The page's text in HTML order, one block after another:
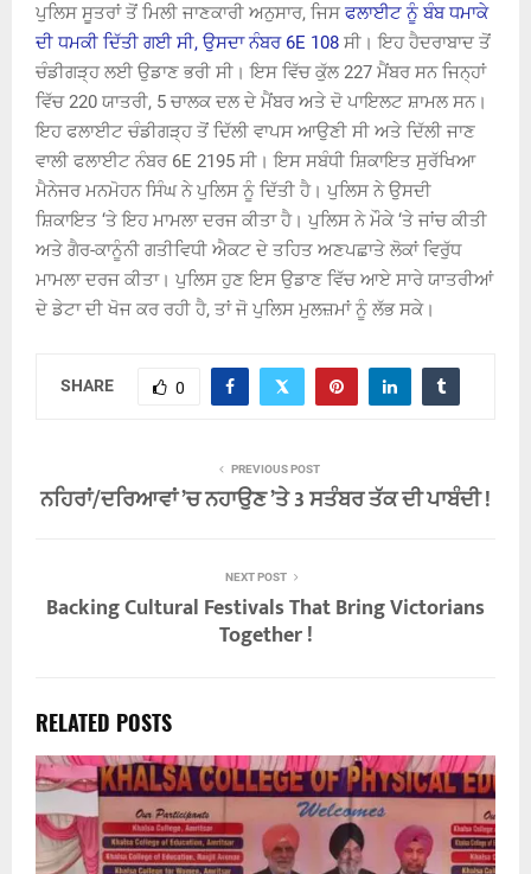
ਪੁਲਿਸ ਸੂਤਰਾਂ ਤੋਂ ਮਿਲੀ ਜਾਣਕਾਰੀ ਅਨੁਸਾਰ, ਜਿਸ ਫਲਾਈਟ ਨੂੰ ਬੰਬ ਧਮਾਕੇ
ਦੀ ਧਮਕੀ ਦਿੱਤੀ ਗਈ ਸੀ, ਉਸਦਾ ਨੰਬਰ 6E 108 ਸੀ। ਇਹ ਹੈਦਰਾਬਾਦ ਤੋਂ
ਚੰਡੀਗੜ੍ਹ ਲਈ ਉਡਾਣ ਭਰੀ ਸੀ। ਇਸ ਵਿੱਚ ਕੁੱਲ 227 ਮੈਂਬਰ ਸਨ ਜਿਨ੍ਹਾਂ
ਵਿੱਚ 220 ਯਾਤਰੀ, 5 ਚਾਲਕ ਦਲ ਦੇ ਮੈਂਬਰ ਅਤੇ ਦੋ ਪਾਇਲਟ ਸ਼ਾਮਲ ਸਨ।
ਇਹ ਫਲਾਈਟ ਚੰਡੀਗੜ੍ਹ ਤੋਂ ਦਿੱਲੀ ਵਾਪਸ ਆਉਣੀ ਸੀ ਅਤੇ ਦਿੱਲੀ ਜਾਣ
ਵਾਲੀ ਫਲਾਈਟ ਨੰਬਰ 6E 2195 ਸੀ। ਇਸ ਸਬੰਧੀ ਸ਼ਿਕਾਇਤ ਸੁਰੱਖਿਆ
ਮੈਨੇਜਰ ਮਨਮੋਹਨ ਸਿੰਘ ਨੇ ਪੁਲਿਸ ਨੂੰ ਦਿੱਤੀ ਹੈ। ਪੁਲਿਸ ਨੇ ਉਸਦੀ
ਸ਼ਿਕਾਇਤ ‘ਤੇ ਇਹ ਮਾਮਲਾ ਦਰਜ ਕੀਤਾ ਹੈ। ਪੁਲਿਸ ਨੇ ਮੌਕੇ ‘ਤੇ ਜਾਂਚ ਕੀਤੀ
ਅਤੇ ਗੈਰ-ਕਾਨੂੰਨੀ ਗਤੀਵਿਧੀ ਐਕਟ ਦੇ ਤਹਿਤ ਅਣਪਛਾਤੇ ਲੋਕਾਂ ਵਿਰੁੱਧ
ਮਾਮਲਾ ਦਰਜ ਕੀਤਾ। ਪੁਲਿਸ ਹੁਣ ਇਸ ਉਡਾਣ ਵਿੱਚ ਆਏ ਸਾਰੇ ਯਾਤਰੀਆਂ
ਦੇ ਡੇਟਾ ਦੀ ਖੋਜ ਕਰ ਰਹੀ ਹੈ, ਤਾਂ ਜੋ ਪੁਲਿਸ ਮੁਲਜ਼ਮਾਂ ਨੂੰ ਲੱਭ ਸਕੇ।
SHARE 0
PREVIOUS POST
ਨਹਿਰਾਂ/ਦਰਿਆਵਾਂ ’ਚ ਨਹਾਉਣ ’ਤੇ 3 ਸਤੰਬਰ ਤੱਕ ਦੀ ਪਾਬੰਦੀ !
NEXT POST
Backing Cultural Festivals That Bring Victorians
Together !
RELATED POSTS